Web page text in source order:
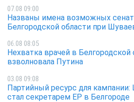
07.08 09:00
Названы имена возможных
Белгородской области при
06.08 08:05
Нехватка врачей в Белгородской
взволновала Путина
03.08 09:08
Партийный ресурс для кампании:
стал секретарем ЕР в Белгороде